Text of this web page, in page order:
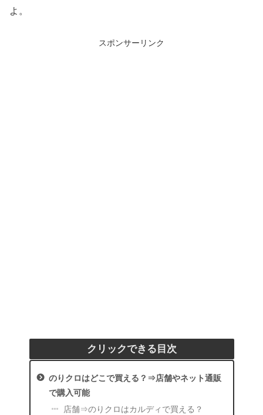
よ。
スポンサーリンク
クリックできる目次
のりクロはどこで買える？⇒店舗やネット通販
で購入可能
店舗⇒のりクロはカルディで買える？